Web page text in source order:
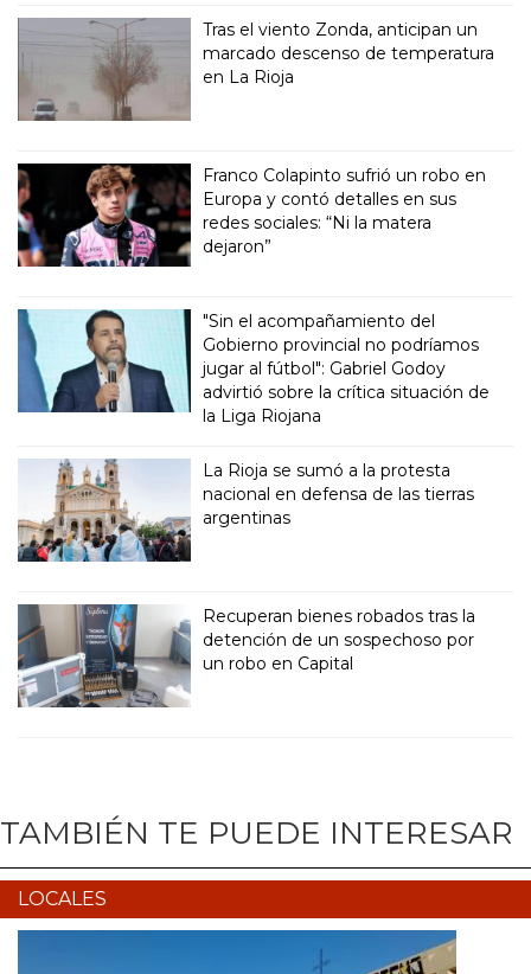
Tras el viento Zonda, anticipan un
marcado descenso de temperatura
en La Rioja
Franco Colapinto sufrió un robo en
Europa y contó detalles en sus
redes sociales: “Ni la matera
dejaron”
"Sin el acompañamiento del
Gobierno provincial no podríamos
jugar al fútbol": Gabriel Godoy
advirtió sobre la crítica situación de
la Liga Riojana
La Rioja se sumó a la protesta
nacional en defensa de las tierras
argentinas
Recuperan bienes robados tras la
detención de un sospechoso por
un robo en Capital
TAMBIÉN TE PUEDE INTERESAR
LOCALES